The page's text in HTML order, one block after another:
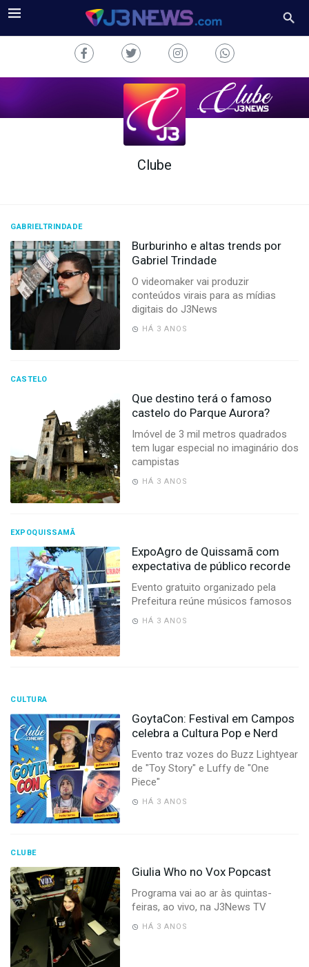
COLUNAS
FALE
CONOSCO
Copyright
2024
Hesea
Clube
GABRIELTRINDADE
Burburinho e altas trends por
Gabriel Trindade
O videomaker vai produzir
conteúdos virais para as mídias
digitais do J3News
HÁ 3 ANOS
CASTELO
Que destino terá o famoso
castelo do Parque Aurora?
Imóvel de 3 mil metros quadrados
tem lugar especial no imaginário dos
campistas
HÁ 3 ANOS
EXPOQUISSAMÃ
ExpoAgro de Quissamã com
expectativa de público recorde
Evento gratuito organizado pela
Prefeitura reúne músicos famosos
HÁ 3 ANOS
CULTURA
GoytaCon: Festival em Campos
celebra a Cultura Pop e Nerd
Evento traz vozes do Buzz Lightyear
de "Toy Story" e Luffy de "One
Piece"
HÁ 3 ANOS
CLUBE
Giulia Who no Vox Popcast
Programa vai ao ar às quintas-
feiras, ao vivo, na J3News TV
HÁ 3 ANOS